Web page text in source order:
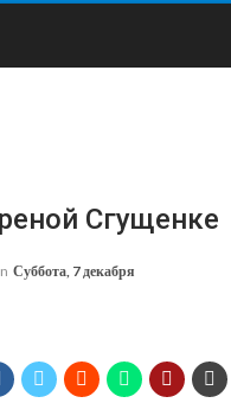
Сгущенке
Суббота, 7 декабря